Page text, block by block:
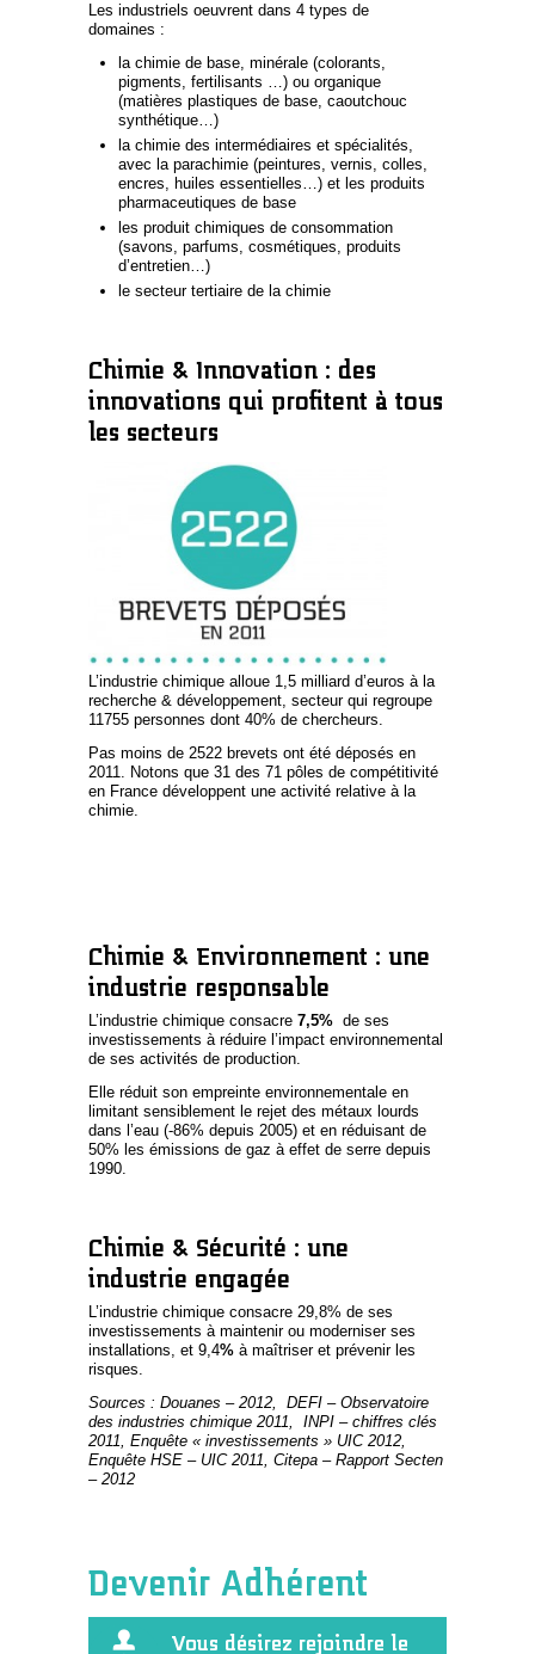
Les industriels oeuvrent dans 4 types de
domaines :
la chimie de base, minérale (colorants,
pigments, fertilisants …) ou organique
(matières plastiques de base, caoutchouc
synthétique…)
la chimie des intermédiaires et spécialités,
avec la parachimie (peintures, vernis, colles,
encres, huiles essentielles…) et les produits
pharmaceutiques de base
les produit chimiques de consommation
(savons, parfums, cosmétiques, produits
d’entretien…)
le secteur tertiaire de la chimie
Chimie & Innovation : des
innovations qui profitent à tous
les secteurs
L’industrie chimique alloue 1,5 milliard d’euros à la
recherche & développement, secteur qui regroupe
11755 personnes dont 40% de chercheurs.
Pas moins de 2522 brevets ont été déposés en
2011. Notons que 31 des 71 pôles de compétitivité
en France développent une activité relative à la
chimie.
Chimie & Environnement : une
industrie responsable
L’industrie chimique consacre 7,5% de ses
investissements à réduire l’impact environnemental
de ses activités de production.
Elle réduit son empreinte environnementale en
limitant sensiblement le rejet des métaux lourds
dans l’eau (-86% depuis 2005) et en réduisant de
50% les émissions de gaz à effet de serre depuis
1990.
Chimie & Sécurité : une
industrie engagée
L’industrie chimique consacre 29,8% de ses
investissements à maintenir ou moderniser ses
installations, et 9,4% à maîtriser et prévenir les
risques.
Sources : Douanes – 2012, DEFI – Observatoire
des industries chimique 2011, INPI – chiffres clés
2011, Enquête « investissements » UIC 2012,
Enquête HSE – UIC 2011, Citepa – Rapport Secten
– 2012
Devenir Adhérent
Vous désirez rejoindre le